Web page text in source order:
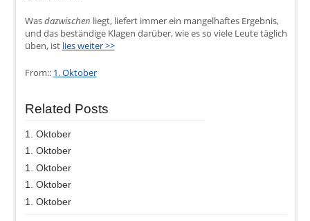
Wasdazwischen liegt, liefert immer ein mangelhaftes Ergebnis,
und das beständige Klagen darüber, wie es so viele Leute täglich
üben, ist lies weiter >>
From:: 1. Oktober
Related Posts
1. Oktober
1. Oktober
1. Oktober
1. Oktober
1. Oktober